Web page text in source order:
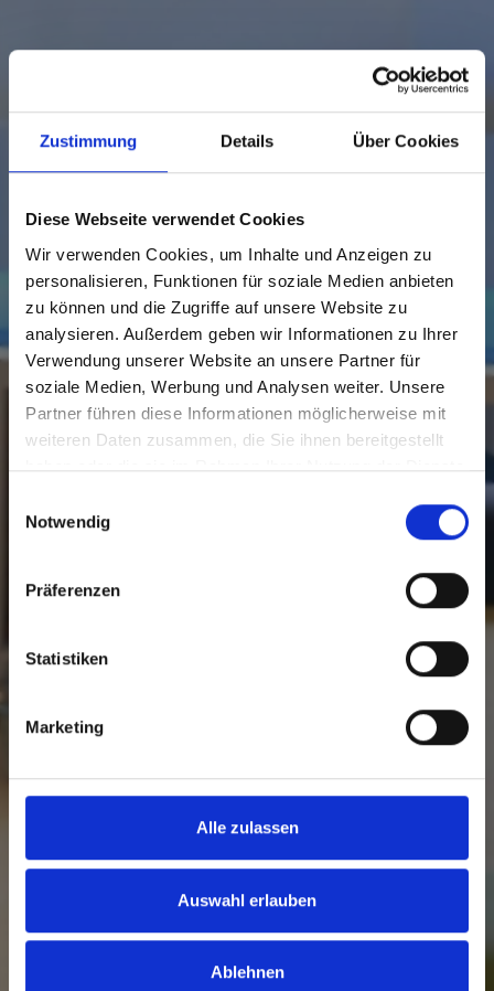
Zustimmung Details Über Cookies
Diese Webseite verwendet Cookies
Wir verwenden Cookies, um Inhalte und Anzeigen zu
personalisieren, Funktionen für soziale Medien anbieten
zu können und die Zugriffe auf unsere Website zu
analysieren. Außerdem geben wir Informationen zu Ihrer
Verwendung unserer Website an unsere Partner für
soziale Medien, Werbung und Analysen weiter. Unsere
Partner führen diese Informationen möglicherweise mit
weiteren Daten zusammen, die Sie ihnen bereitgestellt
haben oder die sie im Rahmen Ihrer Nutzung der Dienste
Notwendig
Präferenzen
Statistiken
Marketing
Alle zulassen
Auswahl erlauben
Ablehnen